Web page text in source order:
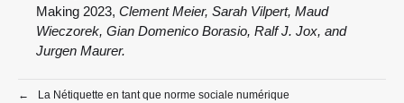
Making 2023, Clement Meier, Sarah Vilpert, Maud
Wieczorek, Gian Domenico Borasio, Ralf J. Jox, and
Jurgen Maurer.
←
La Nétiquette en tant que norme sociale numérique